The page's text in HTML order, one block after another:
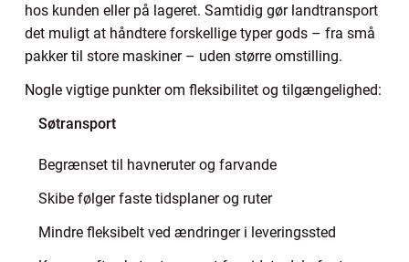
hos kunden eller på lageret. Samtidig gør landtransport
det muligt at håndtere forskellige typer gods – fra små
pakker til store maskiner – uden større omstilling.
Nogle vigtige punkter om fleksibilitet og tilgængelighed:
Søtransport
Begrænset til havneruter og farvande
Skibe følger faste tidsplaner og ruter
Mindre fleksibelt ved ændringer i leveringssted